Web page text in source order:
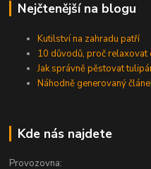
Nejčtenější na blogu
Kutilství na zahradu patří
10 důvodů, proč
Jak správně pěstovat
Náhodně generovaný
Kde nás najdete
Provozovna: